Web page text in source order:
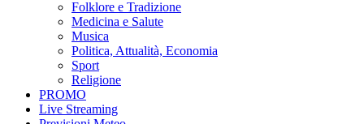
Folklore e Tradizione
Medicina e Salute
Musica
Politica, Attualità, Economia
Sport
Religione
PROMO
Live Streaming